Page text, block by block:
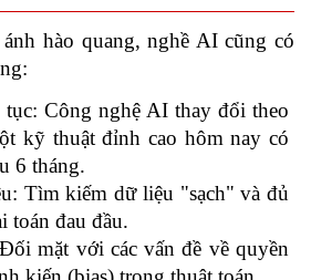
hào quang, nghề AI cũng có
tục: Công nghệ AI thay đổi theo
kỹ thuật đỉnh cao hôm nay có
6 tháng.
Tìm kiếm dữ liệu "sạch" và đủ
toán đau đầu.
mặt với các vấn đề về quyền